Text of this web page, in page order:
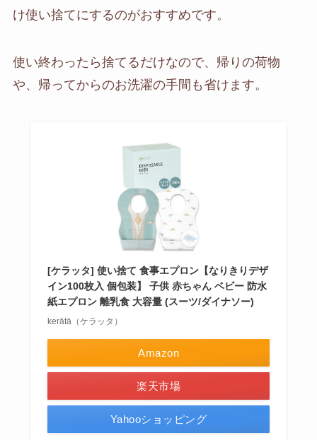
け使い捨てにするのがおすすめです。
使い終わったら捨てるだけなので、帰りの荷物
や、帰ってからのお洗濯の手間も省けます。
[ケラッタ] 使い捨て 食事エプロン【なりきりデザ
イン100枚入 個包装】 子供 赤ちゃん ベビー 防水
紙エプロン 離乳食 大容量 (スーツ/ダイナソー)
kerätä（ケラッタ）
Amazon
楽天市場
Yahooショッピング